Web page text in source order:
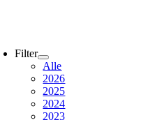
Filter
Alle
2026
2025
2024
2023